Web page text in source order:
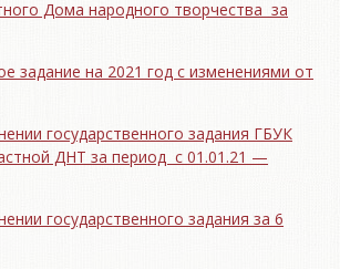
Дома народного творчества за
задание на 2021 год с изменениями от
государственного задания ГБУК
ДНТ за период с 01.01.21 —
государственного задания за 6